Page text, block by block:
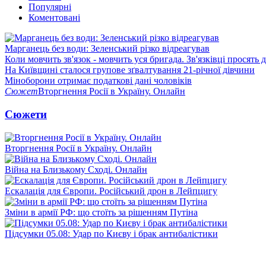
Популярні
Коментовані
Марганець без води: Зеленський різко відреагував
Коли мовчить зв'язок - мовчить уся бригада. Зв'язківці просять
На Київщині сталося групове зґвалтування 21-річної дівчини
Міноборони отримає податкові дані чоловіків
СюжетВторгнення Росії в Україну. Онлайн
Сюжети
Вторгнення Росії в Україну. Онлайн
Війна на Близькому Сході. Онлайн
Ескалація для Європи. Російський дрон в Лейпцигу
Зміни в армії РФ: що стоїть за рішенням Путіна
Підсумки 05.08: Удар по Києву і брак антибалістики